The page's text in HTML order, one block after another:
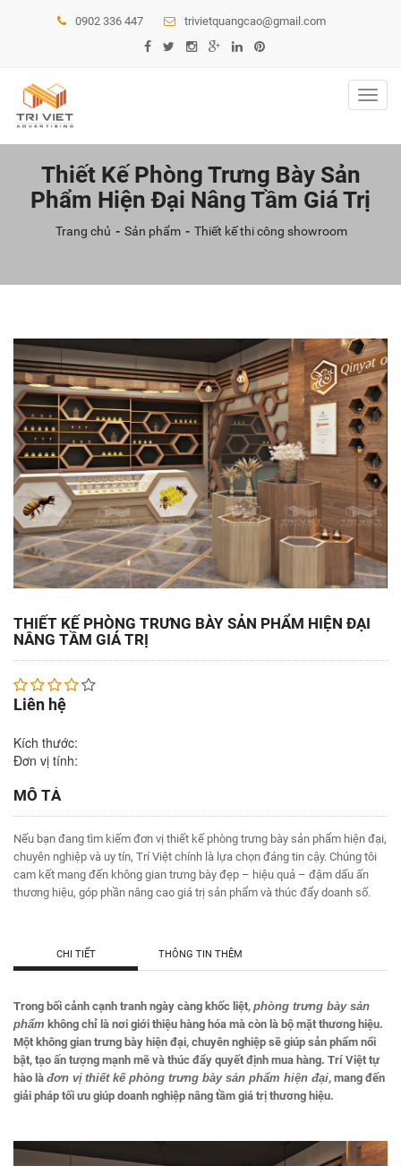
0902 336 447 trivietquangcao@gmail.com
Thiết Kế Phòng Trưng Bày Sản
Phẩm Hiện Đại Nâng Tầm Giá Trị
Trang chủ Sản phẩm Thiết kế thi công showroom
THIẾT KẾ PHÒNG TRƯNG BÀY SẢN PHẨM HIỆN ĐẠI
NÂNG TẦM GIÁ TRỊ
Liên hệ
Kích thước:
Đơn vị tính:
MÔ TẢ
Nếu bạn đang tìm kiếm đơn vị thiết kế phòng trưng bày sản phẩm hiện đại,
chuyên nghiệp và uy tín, Trí Việt chính là lựa chọn đáng tin cậy. Chúng tôi
cam kết mang đến không gian trưng bày đẹp – hiệu quả – đậm dấu ấn
thương hiệu, góp phần nâng cao giá trị sản phẩm và thúc đẩy doanh số.
CHI TIẾT THÔNG TIN THÊM
Trong bối cảnh cạnh tranh ngày càng khốc liệt, phòng trưng bày sản
phẩm không chỉ là nơi giới thiệu hàng hóa mà còn là bộ mặt thương hiệu.
Một không gian trưng bày hiện đại, chuyên nghiệp sẽ giúp sản phẩm nổi
bật, tạo ấn tượng mạnh mẽ và thúc đẩy quyết định mua hàng. Trí Việt tự
hào là đơn vị thiết kế phòng trưng bày sản phẩm hiện đại, mang đến
giải pháp tối ưu giúp doanh nghiệp nâng tầm giá trị thương hiệu.